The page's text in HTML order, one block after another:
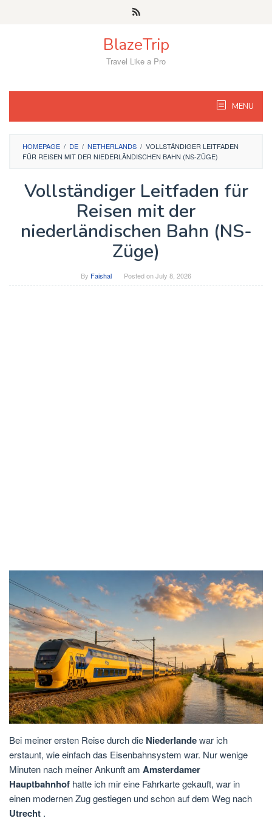
BlazeTrip
Travel Like a Pro
MENU
HOMEPAGE / DE / NETHERLANDS / VOLLSTÄNDIGER LEITFADEN
FÜR REISEN MIT DER NIEDERLÄNDISCHEN BAHN (NS-ZÜGE)
Vollständiger Leitfaden für
Reisen mit der
niederländischen Bahn (NS-
Züge)
By Faishal Posted onJuly 8, 2026
Bei meiner ersten Reise durch die Niederlandewar ich
erstaunt, wie einfach das Eisenbahnsystem war. Nur wenige
Minuten nach meiner Ankunft am Amsterdamer
Hauptbahnhof hatte ich mir eine Fahrkarte gekauft, war in
einen modernen Zug gestiegen und schon auf dem Weg nach
Utrecht .